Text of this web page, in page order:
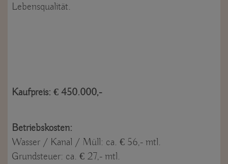
Lebensqualität.
Kaufpreis: € 450.000,-
Betriebskosten:
Wasser / Kanal / Müll: ca. € 56,- mtl.
Grundsteuer: ca. € 27,- mtl.